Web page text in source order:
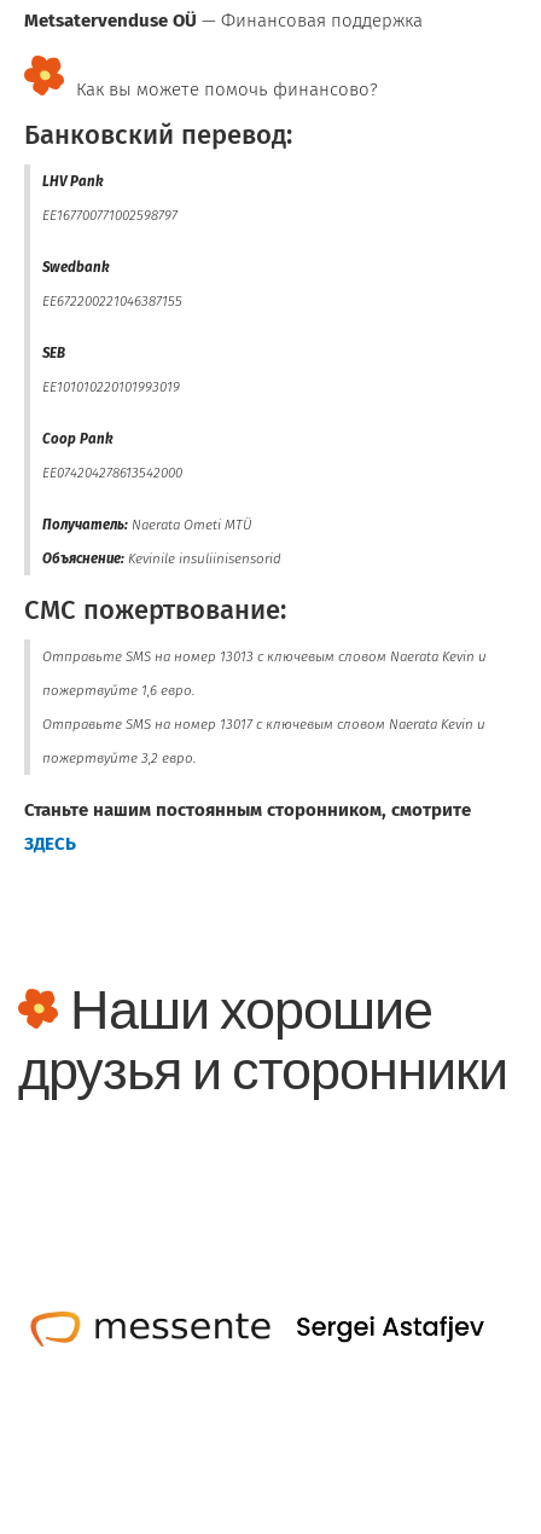
Metsatervenduse OÜ — Финансовая поддержка
Как вы можете помочь финансово?
Банковский перевод:
LHV Pank
EE167700771002598797
Swedbank
EE672200221046387155
SEB
EE101010220101993019
Coop Pank
EE074204278613542000
Получатель: Naerata Ometi MTÜ
Объяснение: Kevinile insuliinisensorid
СМС пожертвование:
Отправьте SMS на номер 13013 с ключевым словом Naerata Kevin и
пожертвуйте 1,6 евро.
Отправьте SMS на номер 13017 с ключевым словом Naerata Kevin и
пожертвуйте 3,2 евро.
Станьте нашим постоянным сторонником, смотрите
ЗДЕСЬ
Наши хорошие
друзья и сторонники